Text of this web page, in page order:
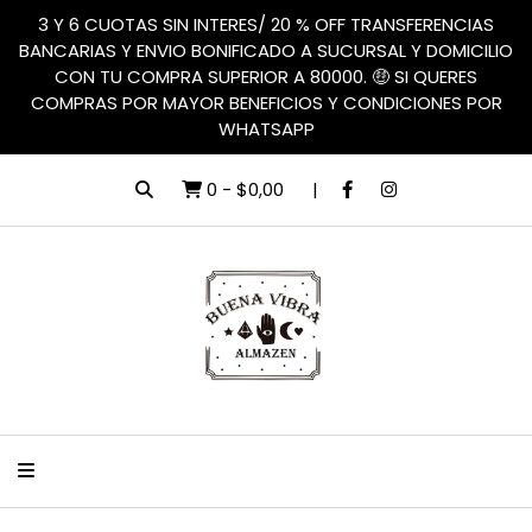
3 Y 6 CUOTAS SIN INTERES/ 20 % OFF TRANSFERENCIAS
BANCARIAS Y ENVIO BONIFICADO A SUCURSAL Y DOMICILIO
CON TU COMPRA SUPERIOR A 80000. 🤑 SI QUERES
COMPRAS POR MAYOR BENEFICIOS Y CONDICIONES POR
WHATSAPP
0 - $0,00